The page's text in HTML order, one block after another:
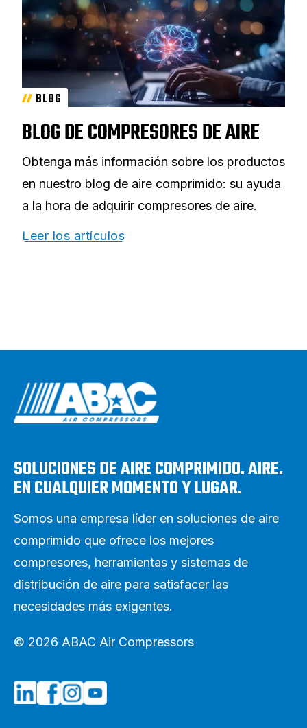
BLOG
BLOG DE COMPRESORES DE AIRE
Obtenga más información sobre los productos
en nuestro blog de aire comprimido: su ayuda
a la hora de adquirir compresores de aire.
Leer los artículos
SOLUCIONES DE AIRE COMPRIMIDO. AIRE.
EN CUALQUIER MOMENTO Y LUGAR.
Somos una empresa líder en soluciones de aire
comprimido que ofrece los mejores
compresores, herramientas y sistemas de
distribución de aire para satisfacer las
necesidades más exigentes.
© 2026 ABAC Air Compressors